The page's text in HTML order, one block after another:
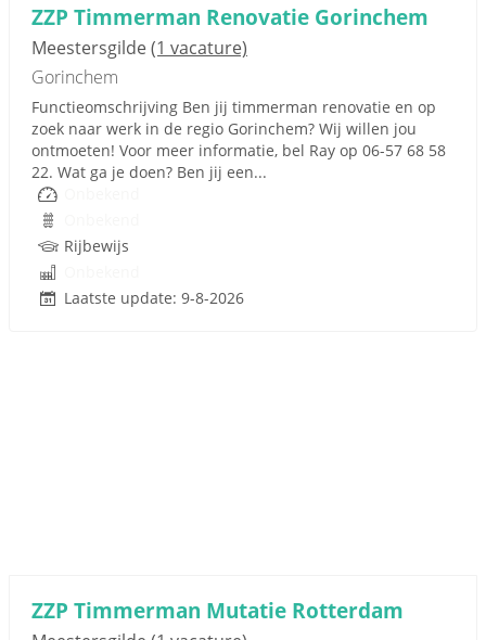
ZZP Timmerman Renovatie Gorinchem
Meestersgilde(1 vacature)
Gorinchem
Functieomschrijving Ben jij timmerman renovatie en op
zoek naar werk in de regio Gorinchem? Wij willen jou
ontmoeten! Voor meer informatie, bel Ray op 06-57 68 58
22. Wat ga je doen? Ben jij een...
Rijbewijs
Laatste update: 9-8-2026
ZZP Timmerman Mutatie Rotterdam